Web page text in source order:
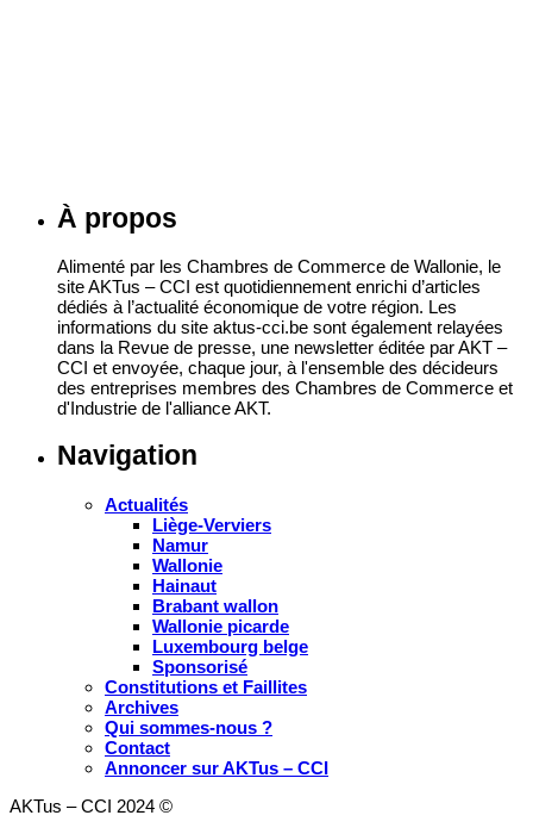
24 juillet 2026
À propos
Alimenté par les Chambres de Commerce de Wallonie, le
site AKTus – CCI est quotidiennement enrichi d’articles
dédiés à l’actualité économique de votre région. Les
informations du site aktus-cci.be sont également relayées
dans la Revue de presse, une newsletter éditée par AKT –
CCI et envoyée, chaque jour, à l'ensemble des décideurs
des entreprises membres des Chambres de Commerce et
d'Industrie de l'alliance AKT.
Navigation
Actualités
Liège-Verviers
Namur
Wallonie
Hainaut
Brabant wallon
Wallonie picarde
Luxembourg belge
Sponsorisé
Constitutions et Faillites
Archives
Qui sommes-nous ?
Contact
Annoncer sur AKTus – CCI
AKTus – CCI 2024 ©